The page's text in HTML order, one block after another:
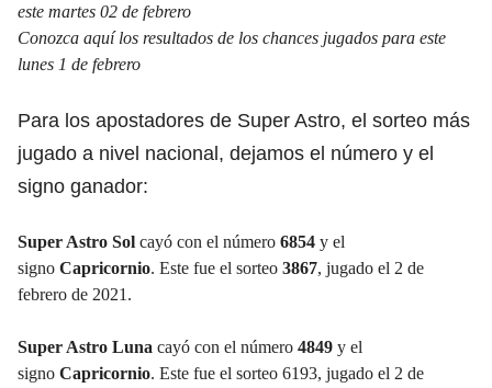
este martes 02 de febrero
Conozca aquí los resultados de los chances jugados para este
lunes 1 de febrero
Para los apostadores de Super Astro, el sorteo más
jugado a nivel nacional, dejamos el número y el
signo ganador:
Super Astro Sol cayó con el número 6854 y el
signo Capricornio. Este fue el sorteo 3867, jugado el 2 de
febrero de 2021.
Super Astro Luna cayó con el número 4849 y el
signo Capricornio. Este fue el sorteo 6193, jugado el 2 de